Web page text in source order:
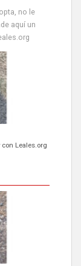
no le
aquí un
marca de